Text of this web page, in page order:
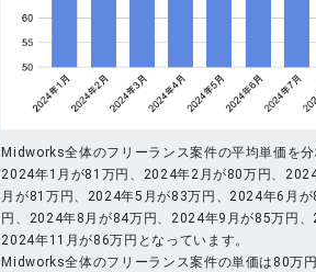
Midworks全体のフリーランス案件の平均単価を分
2024年1月が81万円、2024年2月が80万円、
月が81万円、2024年5月が83万円、2024年6月
円、2024年8月が84万円、2024年9月が85万円、
2024年11月が86万円となっています。
Midworks全体のフリーランス案件の単価は80万